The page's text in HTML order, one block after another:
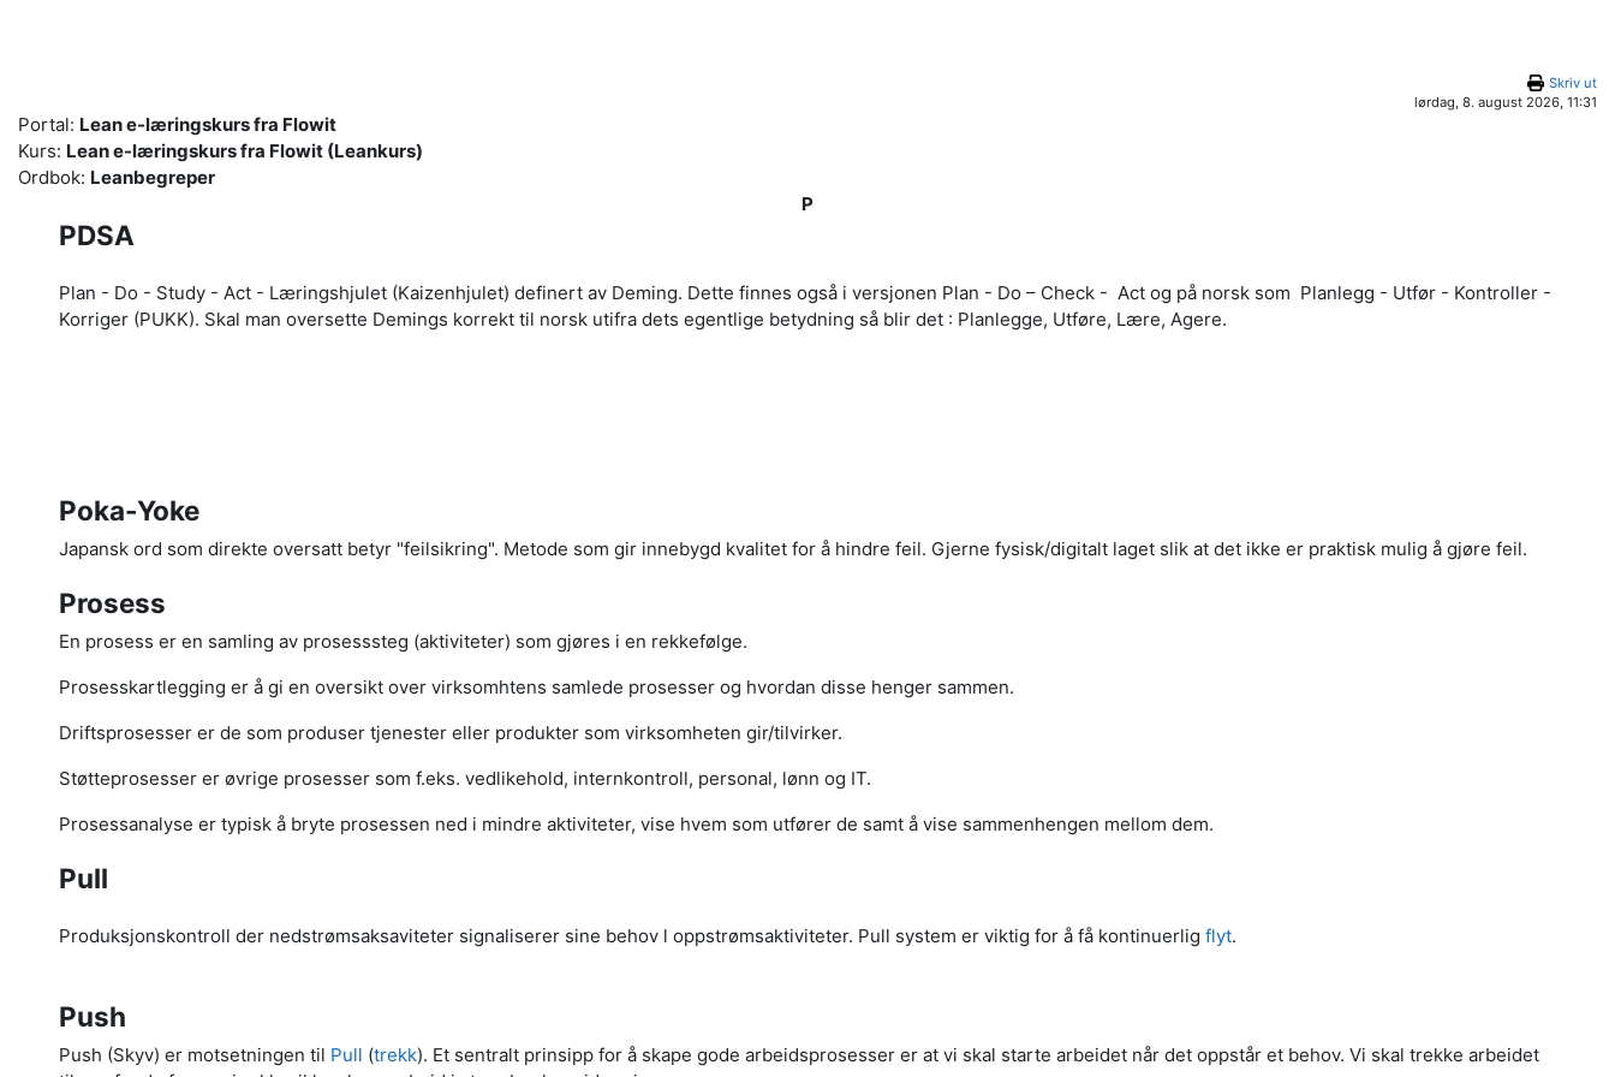
Skriv ut
lørdag, 8. august 2026, 11:31
Portal: Lean e-læringskurs fra Flowit
Kurs: Lean e-læringskurs fra Flowit (Leankurs)
Ordbok: Leanbegreper
P
PDSA
Plan - Do - Study - Act - Læringshjulet (Kaizenhjulet) definert av Deming. Dette finnes også i versjonen Plan - Do – Check - Act og på norsk som Planlegg - Utfør - Kontroller -
Korriger (PUKK). Skal man oversette Demings korrekt til norsk utifra dets egentlige betydning så blir det : Planlegge, Utføre, Lære, Agere.
Poka-Yoke
Japansk ord som direkte oversatt betyr "feilsikring". Metode som gir innebygd kvalitet for å hindre feil. Gjerne fysisk/digitalt laget slik at det ikke er praktisk mulig å gjøre feil.
Prosess
En prosess er en samling av prosesssteg (aktiviteter) som gjøres i en rekkefølge.
Prosesskartlegging er å gi en oversikt over virksomhtens samlede prosesser og hvordan disse henger sammen.
Driftsprosesser er de som produser tjenester eller produkter som virksomheten gir/tilvirker.
Støtteprosesser er øvrige prosesser som f.eks. vedlikehold, internkontroll, personal, lønn og IT.
Prosessanalyse er typisk å bryte prosessen ned i mindre aktiviteter, vise hvem som utfører de samt å vise sammenhengen mellom dem.
Pull
Produksjonskontroll der nedstrømsaksaviteter signaliserer sine behov l oppstrømsaktiviteter. Pull system er viktig for å få kontinuerlig flyt.
Push
Push (Skyv) er motsetningen til Pull (trekk). Et sentralt prinsipp for å skape gode arbeidsprosesser er at vi skal starte arbeidet når det oppstår et behov. Vi skal trekke arbeidet